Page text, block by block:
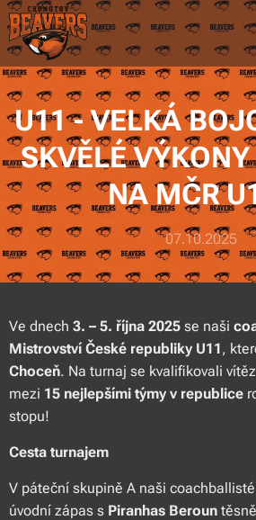
U11 - VELKÁ
SKVĚLÉ
NA MČR
07.10.2025
Ve dnech 3. – 5. října 2025 se naši
Mistrovství České republiky U11,
Choceň. Na turnaj se kvalifikovali
mezi 15 nejlepšími týmy v republice
stopu!
Cesta turnajem
V páteční skupině A naši
úvodní zápas s Piranhas Beroun